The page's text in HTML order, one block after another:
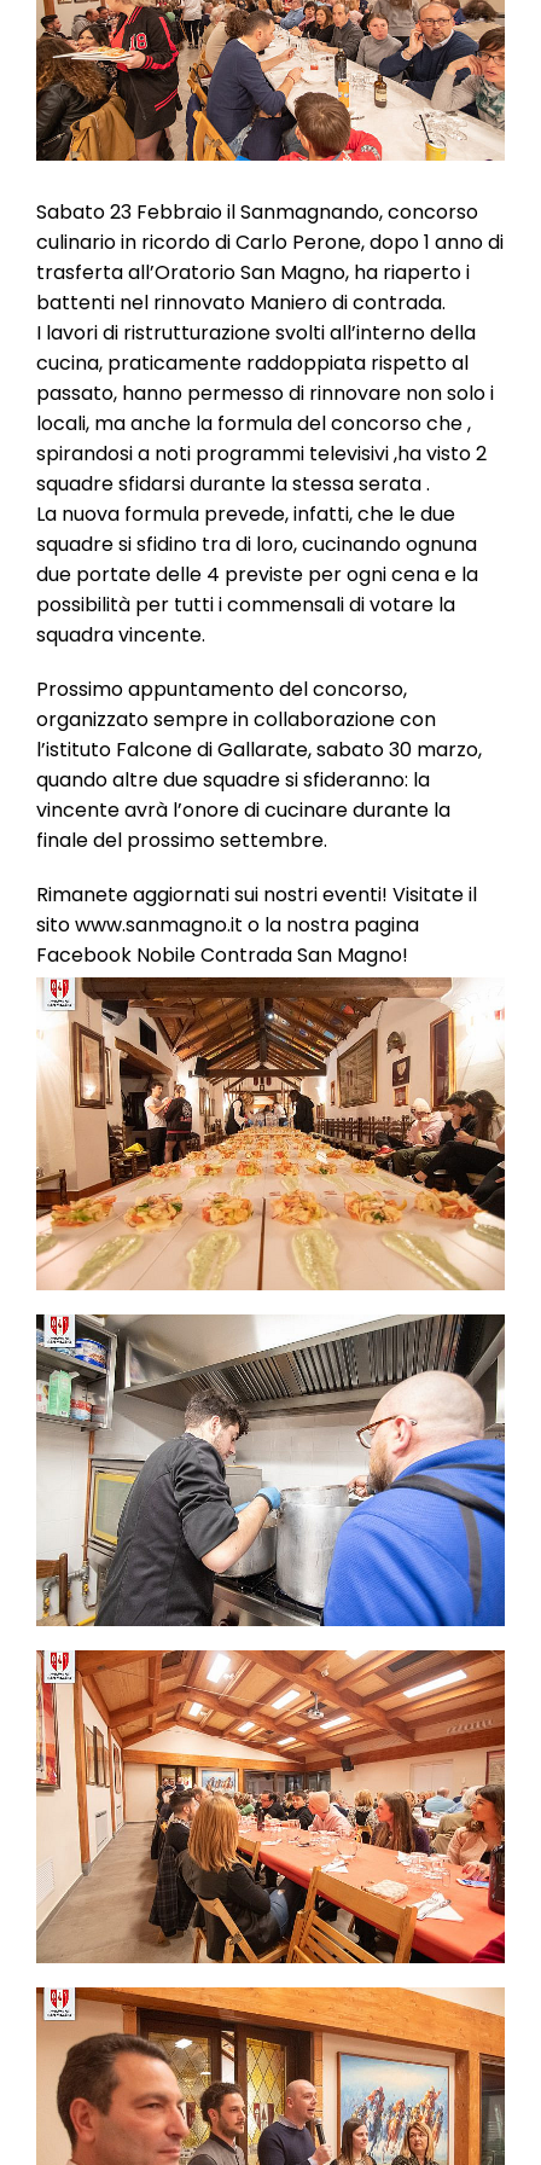
Sabato 23 Febbraio il Sanmagnando, concorso
culinario in ricordo di Carlo Perone, dopo 1 anno di
trasferta all’Oratorio San Magno, ha riaperto i
battenti nel rinnovato Maniero di contrada.
I lavori di ristrutturazione svolti all’interno della
cucina, praticamente raddoppiata rispetto al
passato, hanno permesso di rinnovare non solo i
locali, ma anche la formula del concorso che ,
spirandosi a noti programmi televisivi ,ha visto 2
squadre sfidarsi durante la stessa serata .
La nuova formula prevede, infatti, che le due
squadre si sfidino tra di loro, cucinando ognuna
due portate delle 4 previste per ogni cena e la
possibilità per tutti i commensali di votare la
squadra vincente.
Prossimo appuntamento del concorso,
organizzato sempre in collaborazione con
l’istituto Falcone di Gallarate, sabato 30 marzo,
quando altre due squadre si sfideranno: la
vincente avrà l’onore di cucinare durante la
finale del prossimo settembre.
Rimanete aggiornati sui nostri eventi! Visitate il
sito www.sanmagno.it o la nostra pagina
Facebook Nobile Contrada San Magno!